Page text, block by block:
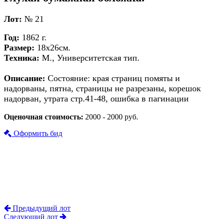
Лот: № 21
Год: 1862 г.
Размер: 18х26см.
Техника: М., Университетская тип.
Описание: Состояние: края страниц помяты и
надорваны, пятна, страницы не разрезаны, корешок
надорван, утрата стр.41-48, ошибка в пагинации
Оценочная стоимость: 2000 - 2000 руб.
Оформить бид
Предыдущий лот
Следующий лот